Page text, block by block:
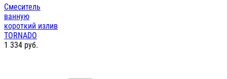
Смеситель
ванную
короткий излив
TORNADO
1 334 руб.